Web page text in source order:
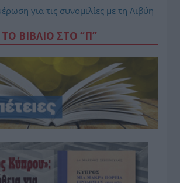
για τις συνομιλίες με τη Λιβύη
ΤΟ ΒΙΒΛΙΟ ΣΤΟ “Π”